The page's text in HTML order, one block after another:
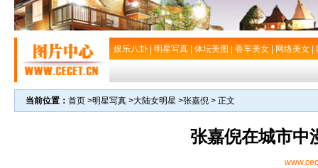
娱乐八卦 明星写真 体坛美图 香车美女 网络美女
当前位置： 首页 >明星写真 >大陆女明星 >张嘉倪 > 正文
张嘉倪在城市中